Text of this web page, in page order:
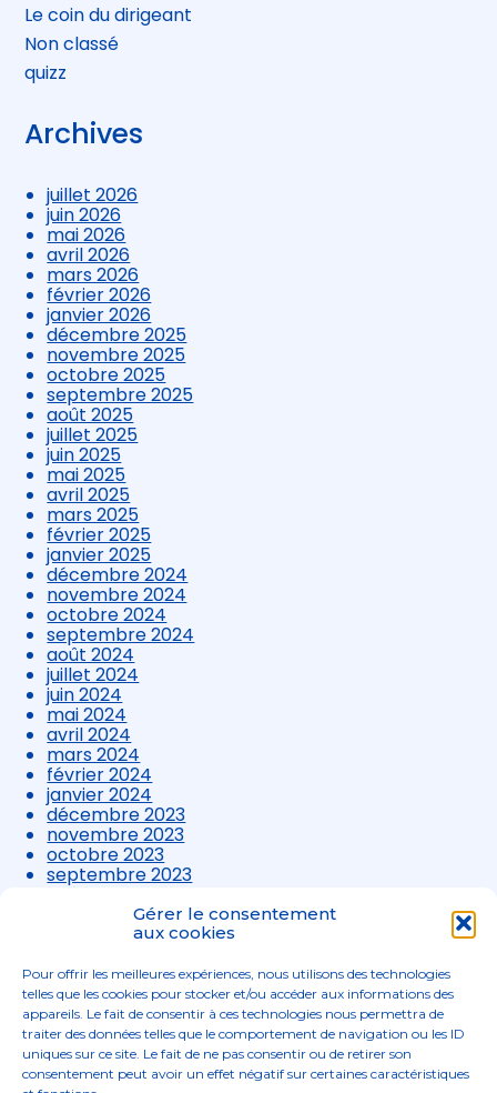
Gérer le consentement
aux cookies
Pour offrir les meilleures expériences, nous utilisons des technologies
telles que les cookies pour stocker et/ou accéder aux informations des
appareils. Le fait de consentir à ces technologies nous permettra de
traiter des données telles que le comportement de navigation ou les ID
uniques sur ce site. Le fait de ne pas consentir ou de retirer son
consentement peut avoir un effet négatif sur certaines caractéristiques
Le coin du dirigeant
Non classé
quizz
Archives
juillet 2026
juin 2026
mai 2026
avril 2026
mars 2026
février 2026
janvier 2026
décembre 2025
novembre 2025
octobre 2025
septembre 2025
août 2025
juillet 2025
juin 2025
mai 2025
avril 2025
mars 2025
février 2025
janvier 2025
décembre 2024
novembre 2024
octobre 2024
septembre 2024
août 2024
juillet 2024
juin 2024
mai 2024
avril 2024
mars 2024
février 2024
janvier 2024
décembre 2023
novembre 2023
octobre 2023
septembre 2023
août 2023
juillet 2023
avril 2023
mars 2023